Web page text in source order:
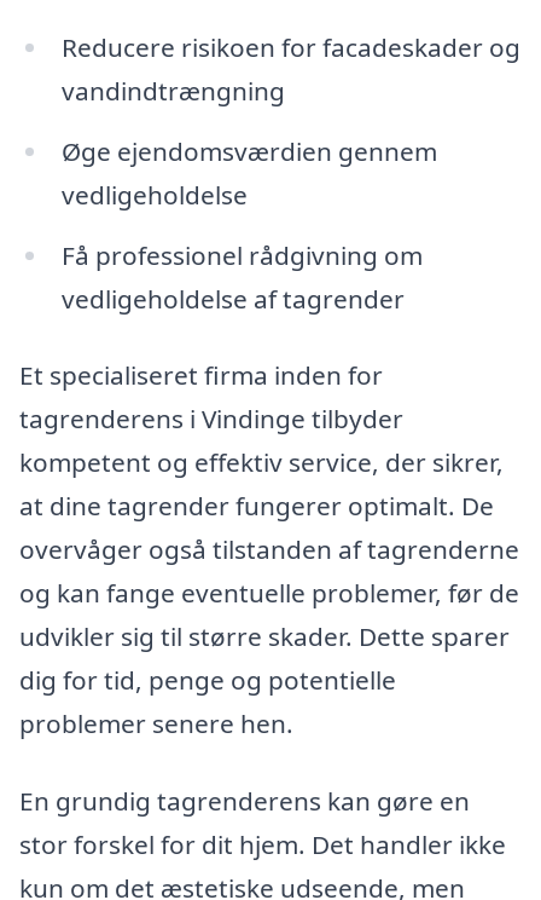
Reducere risikoen for facadeskader og
vandindtrængning
Øge ejendomsværdien gennem
vedligeholdelse
Få professionel rådgivning om
vedligeholdelse af tagrender
Et specialiseret firma inden for
tagrenderens i Vindinge tilbyder
kompetent og effektiv service, der sikrer,
at dine tagrender fungerer optimalt. De
overvåger også tilstanden af tagrenderne
og kan fange eventuelle problemer, før de
udvikler sig til større skader. Dette sparer
dig for tid, penge og potentielle
problemer senere hen.
En grundig tagrenderens kan gøre en
stor forskel for dit hjem. Det handler ikke
kun om det æstetiske udseende, men